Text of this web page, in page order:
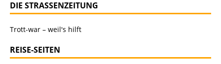
DIE STRASSENZEITUNG
Trott-war – weil's hilft
REISE-SEITEN